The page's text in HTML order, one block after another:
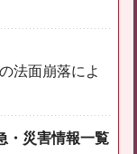
法面崩落によ
・災害情報一覧